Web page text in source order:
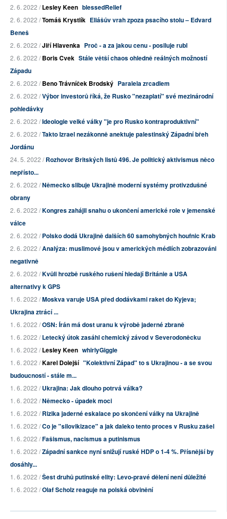
2. 6. 2022 /Lesley Keen blessedRelief
2. 6. 2022 /Tomáš Krystlík Eliášův vrah zpoza psacího stolu – Edvard
Beneš
2. 6. 2022 /Jiří Hlavenka Proč - a za jakou cenu - posiluje rubl
2. 6. 2022 /Boris Cvek Stále větší chaos ohledně reálných možností
Západu
2. 6. 2022 /Beno Trávníček Brodský Paralela zrcadlem
2. 6. 2022 /Výbor investorů říká, že Rusko "nezaplatí" své mezinárodní
pohledávky
2. 6. 2022 /Ideologie velké války "je pro Rusko kontraproduktivní"
2. 6. 2022 /Takto Izrael nezákonně anektuje palestinský Západní břeh
Jordánu
24. 5. 2022 /Rozhovor Britských listů 496. Je politický aktivismus něco
nepřísto...
2. 6. 2022 /Německo slibuje Ukrajině moderní systémy protivzdušné
obrany
2. 6. 2022 /Kongres zahájil snahu o ukončení americké role v jemenské
válce
2. 6. 2022 /Polsko dodá Ukrajině dalších 60 samohybných houfnic Krab
2. 6. 2022 /Analýza: muslimové jsou v amerických médiích zobrazováni
negativně
2. 6. 2022 /Kvůli hrozbě ruského rušení hledají Británie a USA
alternativy k GPS
1. 6. 2022 /Moskva varuje USA před dodávkami raket do Kyjeva;
Ukrajina ztrácí ...
1. 6. 2022 /OSN: Írán má dost uranu k výrobě jaderné zbraně
1. 6. 2022 /Letecký útok zasáhl chemický závod v Severodoněcku
1. 6. 2022 /Lesley Keen whirlyGiggle
1. 6. 2022 /Karel Dolejší "Kolektivní Západ" to s Ukrajinou - a se svou
budoucností - stále m...
1. 6. 2022 /Ukrajina: Jak dlouho potrvá válka?
1. 6. 2022 /Německo - úpadek moci
1. 6. 2022 /Rizika jaderné eskalace po skončení války na Ukrajině
1. 6. 2022 /Co je "silovikizace" a jak daleko tento proces v Rusku zašel
1. 6. 2022 /Fašismus, nacismus a putinismus
1. 6. 2022 /Západní sankce nyní snižují ruské HDP o 1-4 %. Přísnější by
dosáhly...
1. 6. 2022 /Šest druhů putinské elity: Levo-pravé dělení není důležité
1. 6. 2022 /Olaf Scholz reaguje na polská obvinění